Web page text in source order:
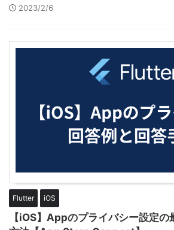
2023/2/6
Flutter iOS
【iOS】Appのプライバシー設定の